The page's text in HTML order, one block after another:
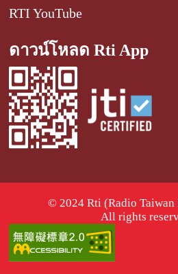
RTI YouTube
ดาวน์โหลด Rti App
© 2024 Rti (Radio
All rights